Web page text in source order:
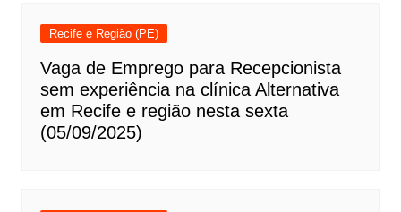
Recife e Região (PE)
Vaga de Emprego para Recepcionista
sem experiência na clínica Alternativa
em Recife e região nesta sexta
(05/09/2025)